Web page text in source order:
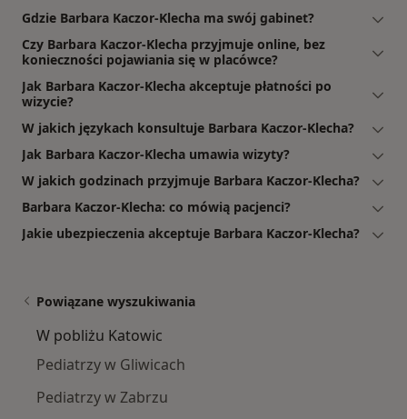
Gdzie Barbara Kaczor-Klecha ma swój gabinet?
Czy Barbara Kaczor-Klecha przyjmuje online, bez
konieczności pojawiania się w placówce?
Jak Barbara Kaczor-Klecha akceptuje płatności po
wizycie?
W jakich językach konsultuje Barbara Kaczor-Klecha?
Jak Barbara Kaczor-Klecha umawia wizyty?
W jakich godzinach przyjmuje Barbara Kaczor-Klecha?
Barbara Kaczor-Klecha: co mówią pacjenci?
Jakie ubezpieczenia akceptuje Barbara Kaczor-Klecha?
Powiązane wyszukiwania
W pobliżu Katowic
Pediatrzy w Gliwicach
Pediatrzy w Zabrzu